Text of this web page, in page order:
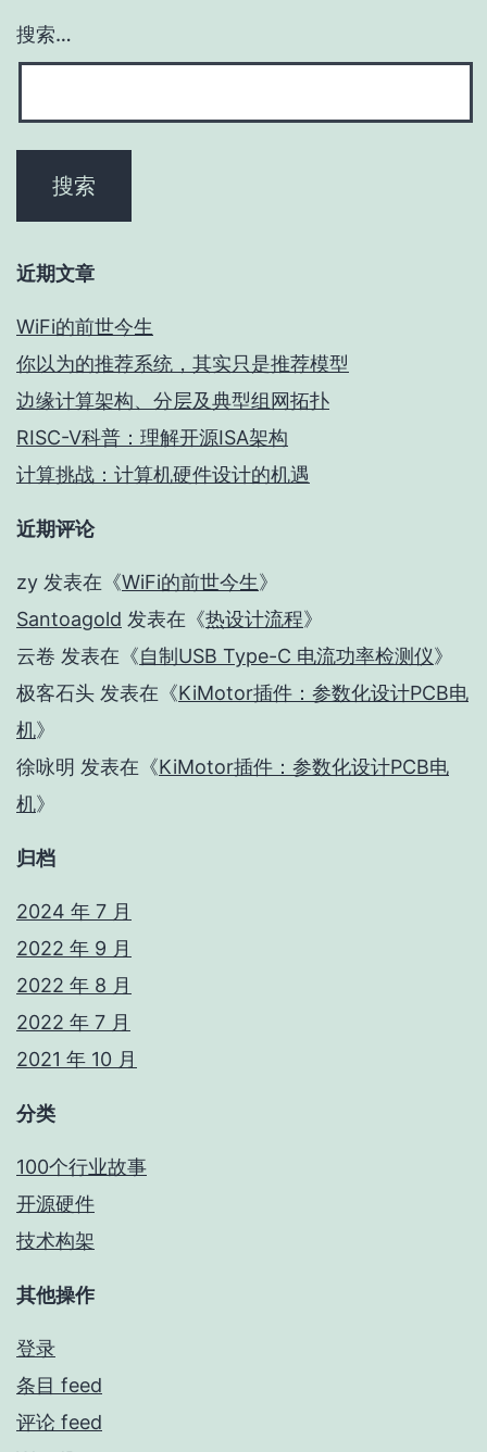
搜索…
近期文章
WiFi的前世今生
你以为的推荐系统，其实只是推荐模型
边缘计算架构、分层及典型组网拓扑
RISC-V科普：理解开源ISA架构
计算挑战：计算机硬件设计的机遇
近期评论
zy 发表在《WiFi的前世今生》
Santoagold 发表在《热设计流程》
云卷 发表在《自制USB Type-C 电流功率检测仪》
极客石头 发表在《KiMotor插件：参数化设计PCB电
机》
徐咏明 发表在《KiMotor插件：参数化设计PCB电
机》
归档
2024 年 7 月
2022 年 9 月
2022 年 8 月
2022 年 7 月
2021 年 10 月
分类
100个行业故事
开源硬件
技术构架
其他操作
登录
条目 feed
评论 feed